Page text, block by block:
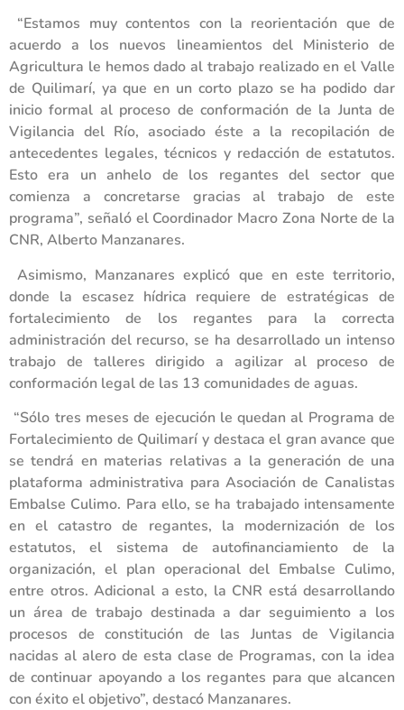
“Estamos muy contentos con la reorientación que de
acuerdo a los nuevos lineamientos del Ministerio de
Agricultura le hemos dado al trabajo realizado en el Valle
de Quilimarí, ya que en un corto plazo se ha podido dar
inicio formal al proceso de conformación de la Junta de
Vigilancia del Río, asociado éste a la recopilación de
antecedentes legales, técnicos y redacción de estatutos.
Esto era un anhelo de los regantes del sector que
comienza a concretarse gracias al trabajo de este
programa”, señaló el Coordinador Macro Zona Norte de la
CNR, Alberto Manzanares.
Asimismo, Manzanares explicó que en este territorio,
donde la escasez hídrica requiere de estratégicas de
fortalecimiento de los regantes para la correcta
administración del recurso, se ha desarrollado un intenso
trabajo de talleres dirigido a agilizar al proceso de
conformación legal de las 13 comunidades de aguas.
“Sólo tres meses de ejecución le quedan al Programa de
Fortalecimiento de Quilimarí y destaca el gran avance que
se tendrá en materias relativas a la generación de una
plataforma administrativa para Asociación de Canalistas
Embalse Culimo. Para ello, se ha trabajado intensamente
en el catastro de regantes, la modernización de los
estatutos, el sistema de autofinanciamiento de la
organización, el plan operacional del Embalse Culimo,
entre otros. Adicional a esto, la CNR está desarrollando
un área de trabajo destinada a dar seguimiento a los
procesos de constitución de las Juntas de Vigilancia
nacidas al alero de esta clase de Programas, con la idea
de continuar apoyando a los regantes para que alcancen
con éxito el objetivo”, destacó Manzanares.